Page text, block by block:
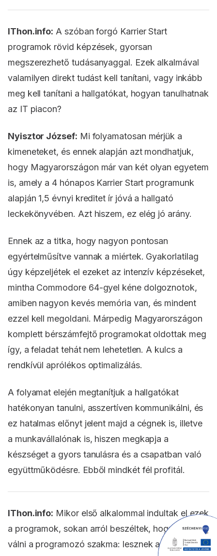
IThon.info: A szóban forgó Karrier Start
programok rövid képzések, gyorsan
megszerezhető tudásanyaggal. Ezek alkalmával
valamilyen direkt tudást kell tanítani, vagy inkább
meg kell tanítani a hallgatókat, hogyan tanulhatnak
az IT piacon?
Nyisztor József: Mi folyamatosan mérjük a
kimeneteket, és ennek alapján azt mondhatjuk,
hogy Magyarországon már van két olyan egyetem
is, amely a 4 hónapos Karrier Start programunk
alapján 1,5 évnyi kreditet ír jóvá a hallgató
leckekönyvében. Azt hiszem, ez elég jó arány.
Ennek az a titka, hogy nagyon pontosan
egyértelműsítve vannak a miértek. Gyakorlatilag
úgy képzeljétek el ezeket az intenzív képzéseket,
mintha Commodore 64-gyel kéne dolgoznotok,
amiben nagyon kevés memória van, és mindent
ezzel kell megoldani. Márpedig Magyarországon
komplett bérszámfejtő programokat oldottak meg
így, a feladat tehát nem lehetetlen. A kulcs a
rendkívül aprólékos optimalizálás.
A folyamat elején megtanítjuk a hallgatókat
hatékonyan tanulni, asszertíven kommunikálni, és
ez hatalmas előnyt jelent majd a cégnek is, illetve
a munkavállalónak is, hiszen megkapja a
készséget a gyors tanulásra és a csapatban való
együttműködésre. Ebből mindkét fél profitál.
IThon.info: Mikor első alkalommal indultak el ezek
a programok, sokan arról beszéltek, hogy szét fog
válni a programozó szakma: lesznek az intenzív